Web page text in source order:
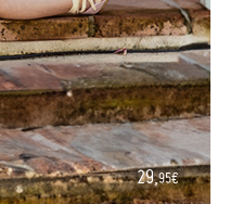
29,95€